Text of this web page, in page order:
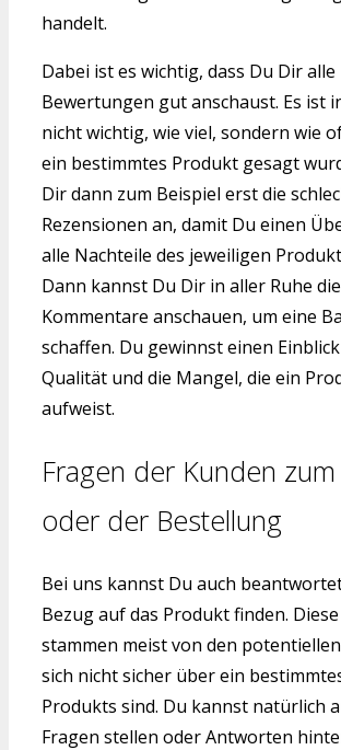
handelt.
Dabei ist es wichtig, dass Du Dir alle
Bewertungen gut anschaust. Es ist
nicht wichtig, wie viel, sondern wie
ein bestimmtes Produkt gesagt
Dir dann zum Beispiel erst die
Rezensionen an, damit Du einen
alle Nachteile des jeweiligen
Dann kannst Du Dir in aller Ruhe
Kommentare anschauen, um eine
schaffen. Du gewinnst einen
Qualität und die Mangel, die ein
aufweist.
Fragen der Kunden
oder der Bestellung
Bei uns kannst Du auch
Bezug auf das Produkt finden.
stammen meist von den
sich nicht sicher über ein
Produkts sind. Du kannst natürlich
Fragen stellen oder Antworten